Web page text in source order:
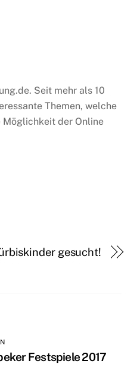
Seit mehr als 10
Themen, welche
der Online
gesucht!
Festspiele 2017